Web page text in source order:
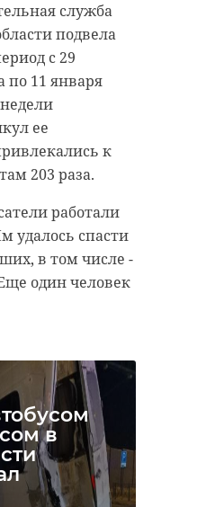
служба
подвела
с 29
по 11 января
ее
к
203 раза.
работали
удалось спасти
в том числе -
один человек
в